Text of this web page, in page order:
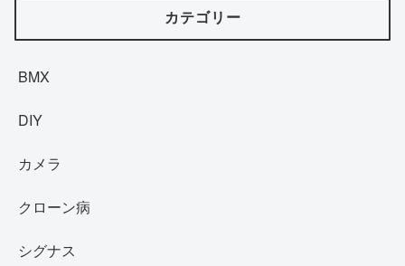
カテゴリー
BMX
DIY
カメラ
クローン病
シグナス